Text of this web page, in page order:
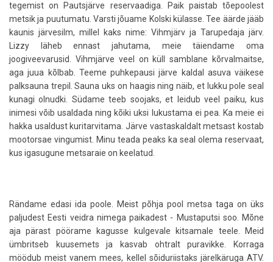
tegemist on Pautsjärve reservaadiga. Paik paistab tõepoolest
metsik ja puutumatu. Varsti jõuame Kolski külasse. Tee äärde jääb
kaunis järvesilm, millel kaks nime: Vihmjärv ja Tarupedaja järv.
Lizzy läheb ennast jahutama, meie täiendame oma
joogiveevarusid. Vihmjärve veel on küll samblane kõrvalmaitse,
aga juua kõlbab. Teeme puhkepausi järve kaldal asuva väikese
palksauna trepil. Sauna uks on haagis ning näib, et lukku pole seal
kunagi olnudki. Südame teeb soojaks, et leidub veel paiku, kus
inimesi võib usaldada ning kõiki uksi lukustama ei pea. Ka meie ei
hakka usaldust kuritarvitama. Järve vastaskaldalt metsast kostab
mootorsae vingumist. Minu teada peaks ka seal olema reservaat,
kus igasugune metsaraie on keelatud.
Rändame edasi ida poole. Meist põhja pool metsa taga on üks
paljudest Eesti veidra nimega paikadest - Mustaputsi soo. Mõne
aja pärast pöörame kagusse kulgevale kitsamale teele. Meid
ümbritseb kuusemets ja kasvab ohtralt puravikke. Korraga
möödub meist vanem mees, kellel sõiduriistaks järelkäruga ATV.